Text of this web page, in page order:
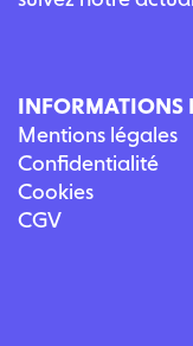
INFORMATIONS
Mentions légales
Confidentialité
Cookies
CGV